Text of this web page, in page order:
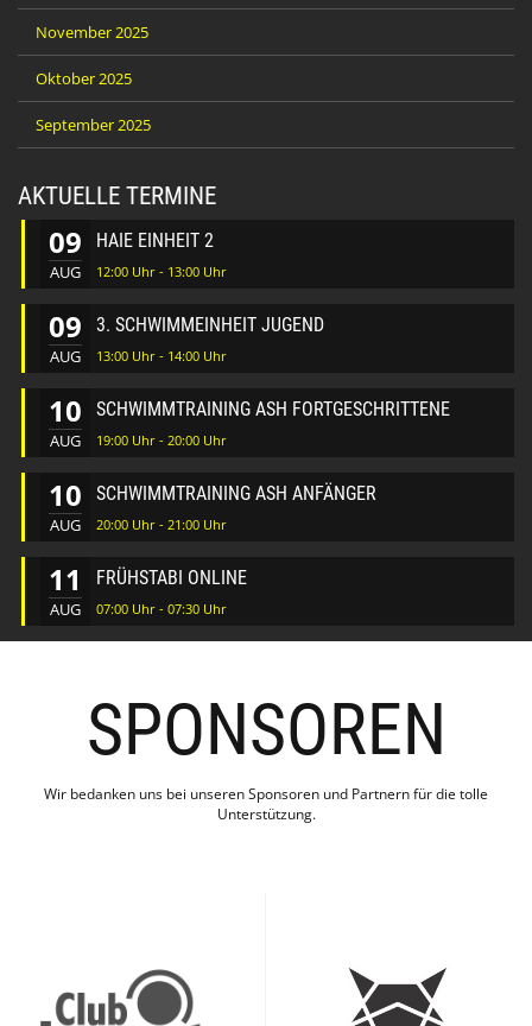
November 2025
Oktober 2025
September 2025
AKTUELLE TERMINE
09
AUG
HAIE EINHEIT 2
12:00 Uhr - 13:00 Uhr
09
AUG
3. SCHWIMMEINHEIT JUGEND
13:00 Uhr - 14:00 Uhr
10
AUG
SCHWIMMTRAINING ASH FORTGESCHRITTENE
19:00 Uhr - 20:00 Uhr
10
AUG
SCHWIMMTRAINING ASH ANFÄNGER
20:00 Uhr - 21:00 Uhr
11
AUG
FRÜHSTABI ONLINE
07:00 Uhr - 07:30 Uhr
SPONSOREN
Wir bedanken uns bei unseren Sponsoren und Partnern für die tolle
Unterstützung.